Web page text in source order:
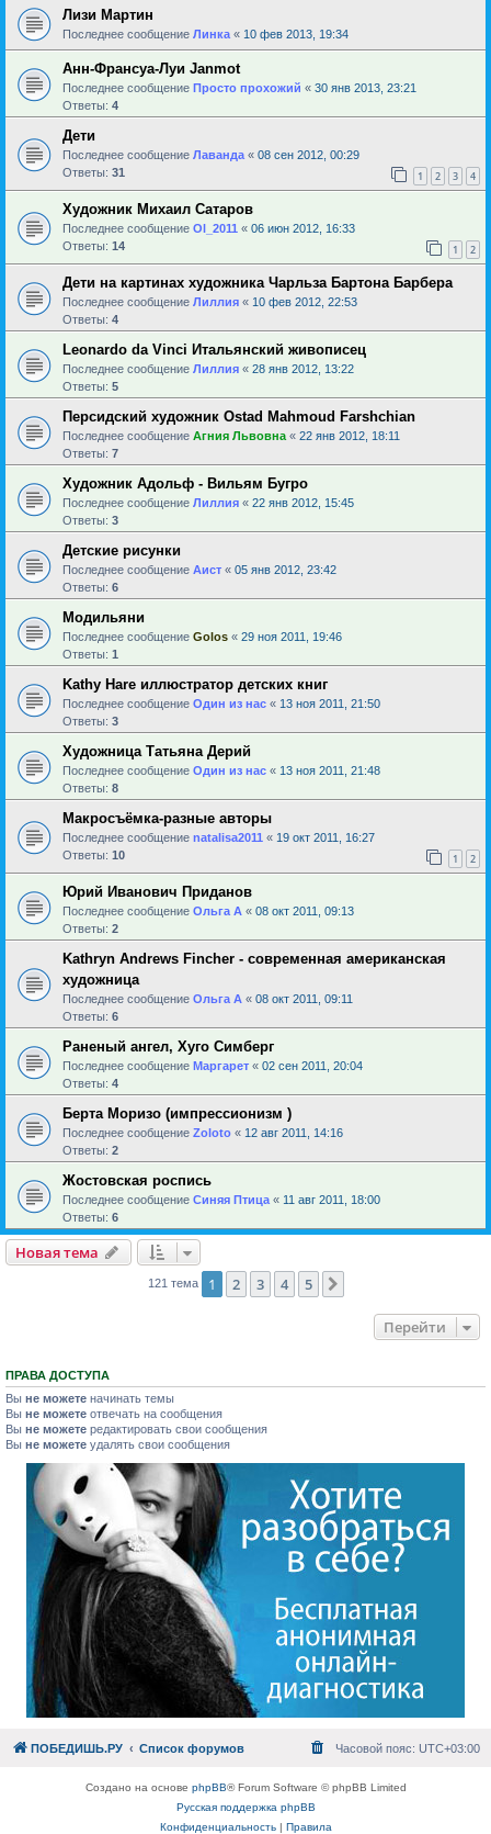
Лизи Мартин
Последнее сообщение Линка « 10 фев 2013, 19:34
Анн-Франсуа-Луи Janmot
Последнее сообщение Просто прохожий « 30 янв 2013, 23:21
Ответы: 4
Дети
Последнее сообщение Лаванда « 08 сен 2012, 00:29
Ответы: 31 1 2 3 4
Художник Михаил Сатаров
Последнее сообщение Ol_2011 « 06 июн 2012, 16:33
Ответы: 14 1 2
Дети на картинах художника Чарльза Бартона Барбера
Последнее сообщение Лиллия « 10 фев 2012, 22:53
Ответы: 4
Leonardo da Vinci Итальянский живописец
Последнее сообщение Лиллия « 28 янв 2012, 13:22
Ответы: 5
Персидский художник Ostad Mahmoud Farshchian
Последнее сообщение Агния Львовна « 22 янв 2012, 18:11
Ответы: 7
Художник Адольф - Вильям Бугро
Последнее сообщение Лиллия « 22 янв 2012, 15:45
Ответы: 3
Детские рисунки
Последнее сообщение Аист « 05 янв 2012, 23:42
Ответы: 6
Модильяни
Последнее сообщение Golos « 29 ноя 2011, 19:46
Ответы: 1
Kathy Hare иллюстратор детских книг
Последнее сообщение Один из нас « 13 ноя 2011, 21:50
Ответы: 3
Художница Татьяна Дерий
Последнее сообщение Один из нас « 13 ноя 2011, 21:48
Ответы: 8
Макросъёмка-разные авторы
Последнее сообщение natalisa2011 « 19 окт 2011, 16:27
Ответы: 10 1 2
Юрий Иванович Приданов
Последнее сообщение Ольга А « 08 окт 2011, 09:13
Ответы: 2
Kathryn Andrews Fincher - современная американская
художница
Последнее сообщение Ольга А « 08 окт 2011, 09:11
Ответы: 6
Раненый ангел, Хуго Симберг
Последнее сообщение Маргарет « 02 сен 2011, 20:04
Ответы: 4
Берта Моризо (импрессионизм )
Последнее сообщение Zoloto « 12 авг 2011, 14:16
Ответы: 2
Жостовская роспись
Последнее сообщение Синяя Птица « 11 авг 2011, 18:00
Ответы: 6
Новая тема
121 тема 1 2 3 4 5
Перейти
ПРАВА ДОСТУПА
Вы не можете начинать темы
Вы не можете отвечать на сообщения
Вы не можете редактировать свои сообщения
Вы не можете удалять свои сообщения
ПОБЕДИШЬ.РУ Список форумов Часовой пояс: UTC+03:00
Создано на основе phpBB® Forum Software © phpBB Limited
Русская поддержка phpBB
Конфиденциальность| Правила